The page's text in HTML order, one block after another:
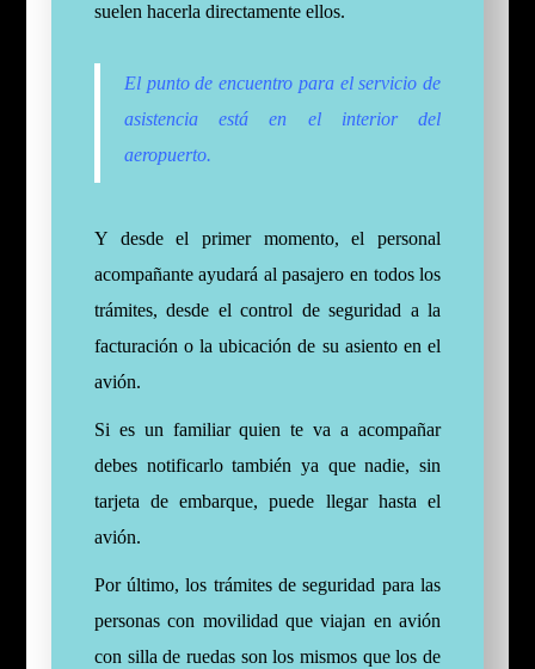
suelen hacerla directamente ellos.
El punto de encuentro para el servicio de
asistencia está en el interior del
aeropuerto.
Y desde el primer momento, el personal
acompañante ayudará al pasajero en todos los
trámites, desde el control de seguridad a la
facturación o la ubicación de su asiento en el
avión.
Si es un familiar quien te va a acompañar
debes notificarlo también ya que nadie, sin
tarjeta de embarque, puede llegar hasta el
avión.
Por último, los trámites de seguridad para las
personas con movilidad que viajan en avión
con silla de ruedas son los mismos que los de